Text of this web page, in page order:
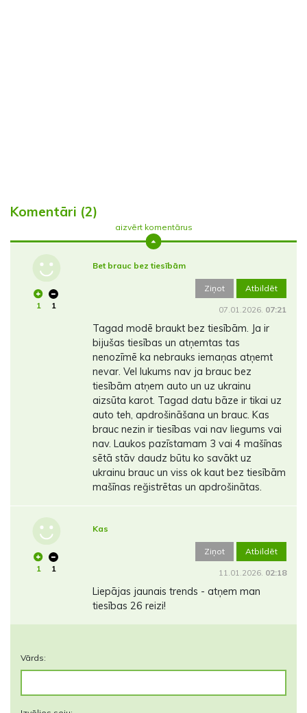
Komentāri (2)
aizvērt komentārus
1 1
Bet brauc bez tiesībām
Ziņot Atbildēt
07.01.2026. 07:21
Tagad modē braukt bez tiesībām. Ja ir
bijušas tiesības un atņemtas tas
nenozīmē ka nebrauks iemaņas atņemt
nevar. Vel lukums nav ja brauc bez
tiesībām atņem auto un uz ukrainu
aizsūta karot. Tagad datu bāze ir tikai uz
auto teh, apdrošināšana un brauc. Kas
brauc nezin ir tiesības vai nav liegums vai
nav. Laukos pazīstamam 3 vai 4 mašīnas
sētā stāv daudz būtu ko savākt uz
ukrainu brauc un viss ok kaut bez tiesībām
mašīnas reğistrētas un apdrošinātas.
1 1
Kas
Ziņot Atbildēt
11.01.2026. 02:18
Liepājas jaunais trends - atņem man
tiesības 26 reizi!
Vārds: